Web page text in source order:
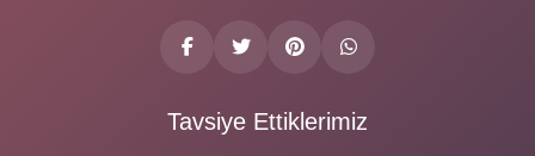
Tavsiye Ettiklerimiz